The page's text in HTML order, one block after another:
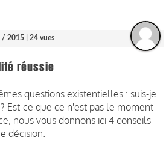
/ 2015 | 24 vues
réussie
questions existentielles : suis-je
Est-ce que ce n'est pas le moment
nous vous donnons ici 4 conseils
décision.